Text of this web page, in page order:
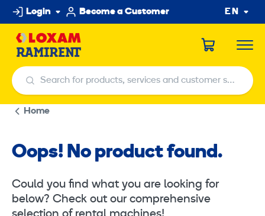
Skip
to
content
Login Become a Customer EN
Search for products, services and customer service centers
Search for products, services and customer service centers
Home
Oops! No product found.
Could you find what you are looking for
below? Check out our comprehensive